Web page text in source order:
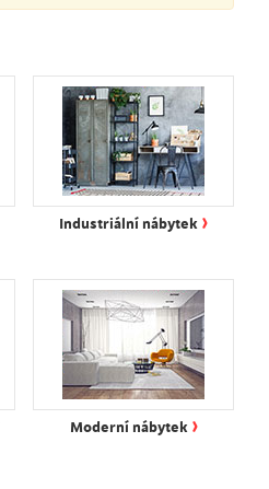
Industriální nábytek ›
Moderní nábytek ›